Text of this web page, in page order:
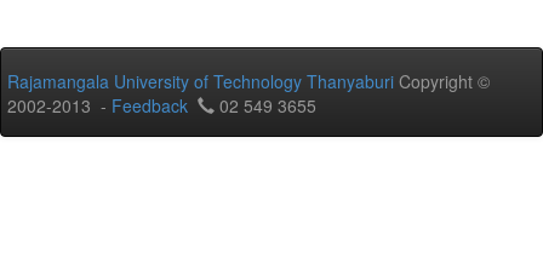
Rajamangala University of Technology Thanyaburi Copyright ©
2002-2013 - Feedback 02 549 3655